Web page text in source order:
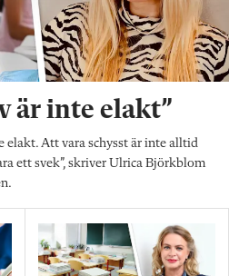
är inte elakt”
elakt. Att vara schysst är inte alltid
ett svek”, skriver Ulrica Björkblom